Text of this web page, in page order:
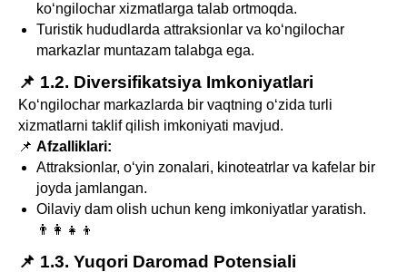
ko‘ngilochar xizmatlarga talab ortmoqda.
Turistik hududlarda attraksionlar va ko‘ngilochar
markazlar muntazam talabga ega.
📌 1.2. Diversifikatsiya Imkoniyatlari
Ko‘ngilochar markazlarda bir vaqtning o‘zida turli
xizmatlarni taklif qilish imkoniyati mavjud.
📌 Afzalliklari:
Attraksionlar, o‘yin zonalari, kinoteatrlar va kafelar bir
joyda jamlangan.
Oilaviy dam olish uchun keng imkoniyatlar yaratish.
👨‍👩‍👧‍👦
📌 1.3. Yuqori Daromad Potensiali